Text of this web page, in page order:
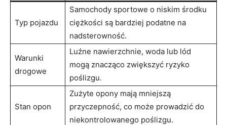
Typ pojazdu
Samochody ‌sportowe o niskim‌ środku
ciężkości są bardziej podatne na⁣
nadsterowność.
Warunki
drogowe
Luźne nawierzchnie, ⁢woda‌ lub lód
mogą znacząco zwiększyć ryzyko
poślizgu.
Stan opon
Zużyte opony⁣ mają mniejszą
przyczepność,‌ co może prowadzić do‌
niekontrolowanego poślizgu.